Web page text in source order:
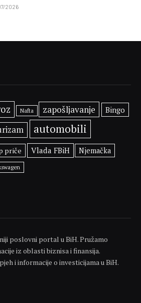
2026
Nafta zapošljavanje Bingo
automobili
priče Vlada FBiH Njemačka
poslovni portal u BiH. Pružamo
iz oblasti biznisa i finansija.
i informacije o investicijama u BiH.